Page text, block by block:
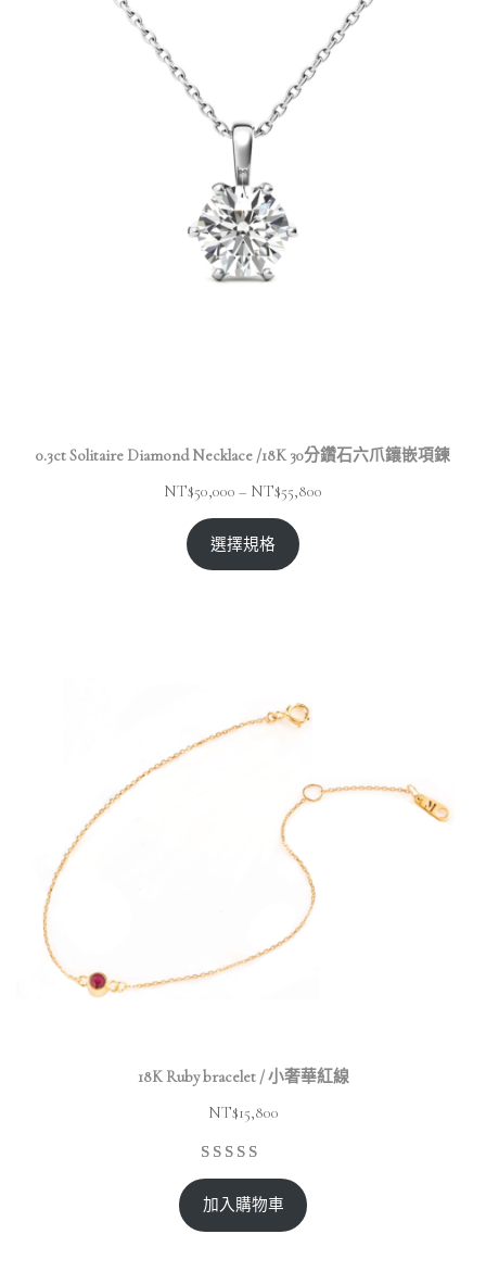
0.3ct Solitaire Diamond Necklace /18K 30分鑽石六爪鑲嵌項鍊
NT$50,000 – NT$55,800
選擇規格
18K Ruby bracelet / 小奢華紅線
NT$15,800
加入購物車